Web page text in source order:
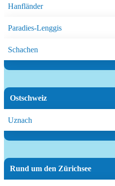
Hanfländer
Paradies-Lenggis
Schachen
Ostschweiz
Uznach
Rund um den Zürichsee